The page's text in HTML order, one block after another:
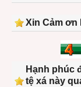
Xin Cảm ơn
Hạnh phúc
tệ xá này